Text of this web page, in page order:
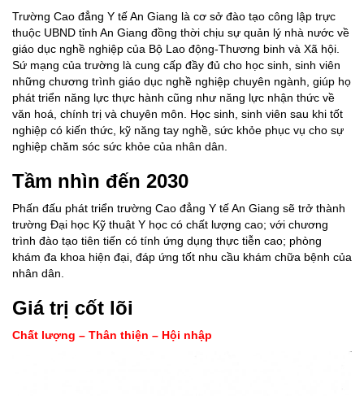
Trường Cao đẳng Y tế An Giang là cơ sở đào tạo công lập trực
thuộc UBND tỉnh An Giang đồng thời chịu sự quản lý nhà nước về
giáo dục nghề nghiệp của Bộ Lao động-Thương binh và Xã hội.
Sứ mạng của trường là cung cấp đầy đủ cho học sinh, sinh viên
những chương trình giáo dục nghề nghiệp chuyên ngành, giúp họ
phát triển năng lực thực hành cũng như năng lực nhận thức về
văn hoá, chính trị và chuyên môn. Học sinh, sinh viên sau khi tốt
nghiệp có kiến thức, kỹ năng tay nghề, sức khỏe phục vụ cho sự
nghiệp chăm sóc sức khỏe của nhân dân.
Tầm nhìn đến 2030
Phấn đấu phát triển trường Cao đẳng Y tế An Giang sẽ trở thành
trường Đại học Kỹ thuật Y học có chất lượng cao; với chương
trình đào tạo tiên tiến có tính ứng dụng thực tiễn cao; phòng
khám đa khoa hiện đại, đáp ứng tốt nhu cầu khám chữa bệnh của
nhân dân.
Giá trị cốt lõi
Chất lượng – Thân thiện – Hội nhập